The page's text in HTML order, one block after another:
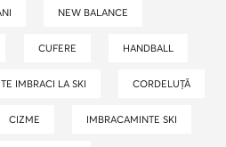
NEW BALANCE
CUFERE HANDBALL
TE IMBRACI LA SKI CORDELUȚĂ
CIZME IMBRACAMINTE SKI